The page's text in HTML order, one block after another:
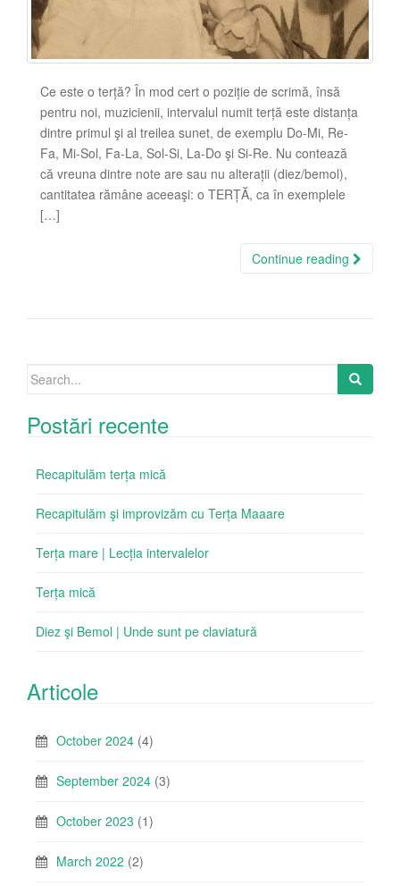
Ce este o terță? În mod cert o poziție de scrimă, însă
pentru noi, muzicienii, intervalul numit terță este distanța
dintre primul şi al treilea sunet, de exemplu Do-Mi, Re-
Fa, Mi-Sol, Fa-La, Sol-Si, La-Do şi Si-Re. Nu contează
că vreuna dintre note are sau nu alterații (diez/bemol),
cantitatea rămâne aceeaşi: o TERȚĂ, ca în exemplele
[…]
Continue reading
Search
Postări recente
Recapitulăm terța mică
Recapitulăm şi improvizăm cu Terța Maaare
Terța mare | Lecția intervalelor
Terța mică
Diez şi Bemol | Unde sunt pe claviatură
Articole
October 2024 (4)
September 2024 (3)
October 2023 (1)
March 2022 (2)